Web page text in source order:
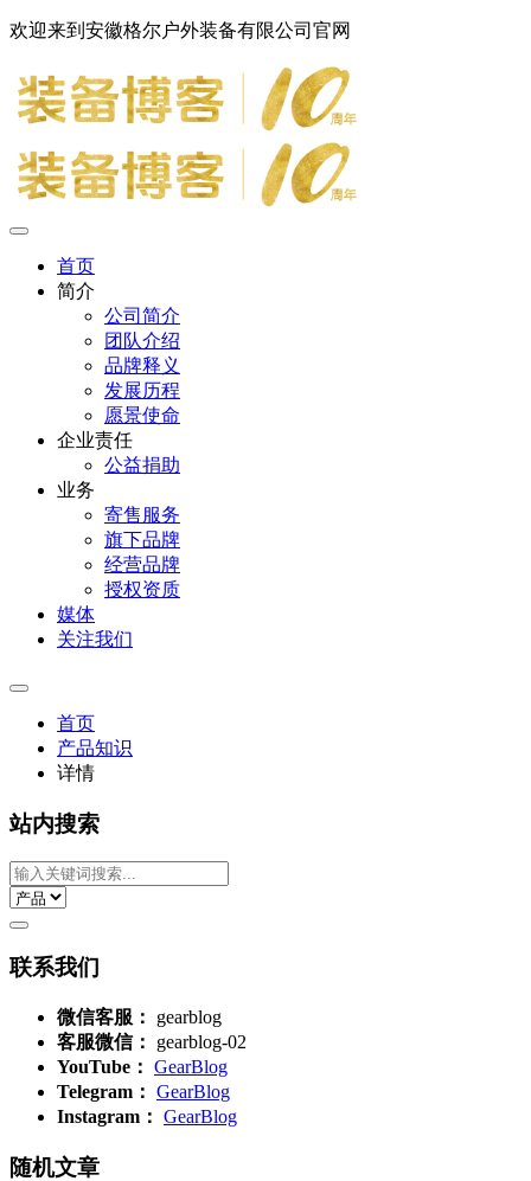
欢迎来到安徽格尔户外装备有限公司官网
首页
简介
公司简介
团队介绍
品牌释义
发展历程
愿景使命
企业责任
公益捐助
业务
寄售服务
旗下品牌
经营品牌
授权资质
媒体
关注我们
首页
产品知识
详情
站内搜索
联系我们
微信客服：
gearblog
客服微信：
gearblog-02
YouTube： GearBlog
Telegram： GearBlog
Instagram： GearBlog
随机文章